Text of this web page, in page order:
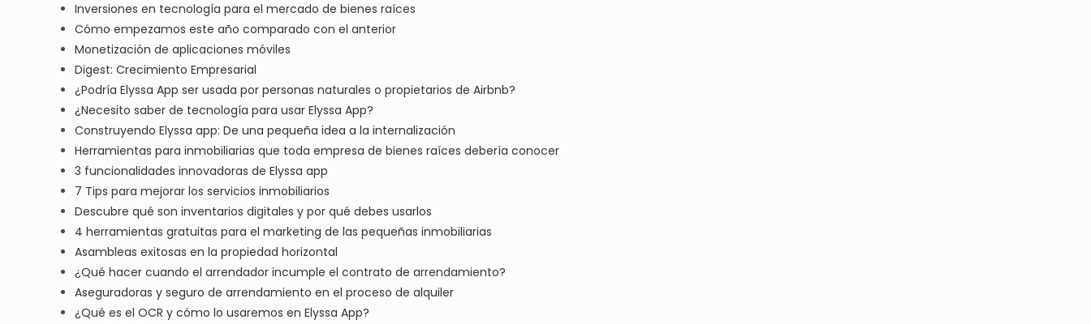
Inversiones en tecnología para el mercado de bienes raíces
Cómo empezamos este año comparado con el anterior
Monetización de aplicaciones móviles
Digest: Crecimiento Empresarial
¿Podría Elyssa App ser usada por personas naturales o propietarios de Airbnb?
¿Necesito saber de tecnología para usar Elyssa App?
Construyendo Elyssa app: De una pequeña idea a la internalización
Herramientas para inmobiliarias que toda empresa de bienes raíces debería conocer
3 funcionalidades innovadoras de Elyssa app
7 Tips para mejorar los servicios inmobiliarios
Descubre qué son inventarios digitales y por qué debes usarlos
4 herramientas gratuitas para el marketing de las pequeñas inmobiliarias
Asambleas exitosas en la propiedad horizontal
¿Qué hacer cuando el arrendador incumple el contrato de arrendamiento?
Aseguradoras y seguro de arrendamiento en el proceso de alquiler
¿Qué es el OCR y cómo lo usaremos en Elyssa App?